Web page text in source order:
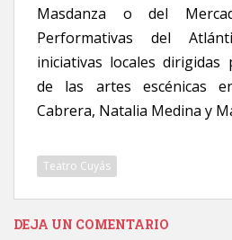
Masdanza o del
Performativas del
iniciativas locales
de las artes escénicas
Cabrera, Natalia Medina y
Teatro Cuyás
DEJA UN COMENTARIO